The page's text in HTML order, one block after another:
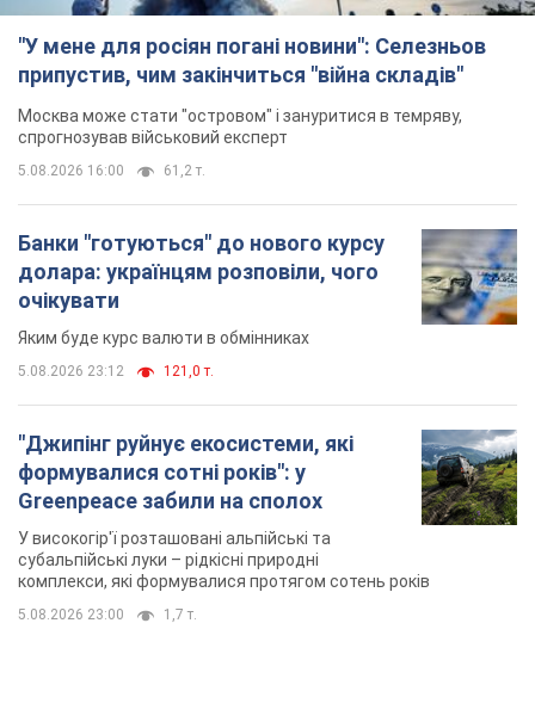
"У мене для росіян погані новини": Селезньов
припустив, чим закінчиться "війна складів"
Москва може стати "островом" і зануритися в темряву,
спрогнозував військовий експерт
5.08.2026 16:00 61,2 т.
Банки "готуються" до нового курсу
долара: українцям розповіли, чого
очікувати
Яким буде курс валюти в обмінниках
5.08.2026 23:12 121,0 т.
"Джипінг руйнує екосистеми, які
формувалися сотні років": у
Greenpeace забили на сполох
У високогір'ї розташовані альпійські та
субальпійські луки – рідкісні природні
комплекси, які формувалися протягом сотень років
5.08.2026 23:00 1,7 т.